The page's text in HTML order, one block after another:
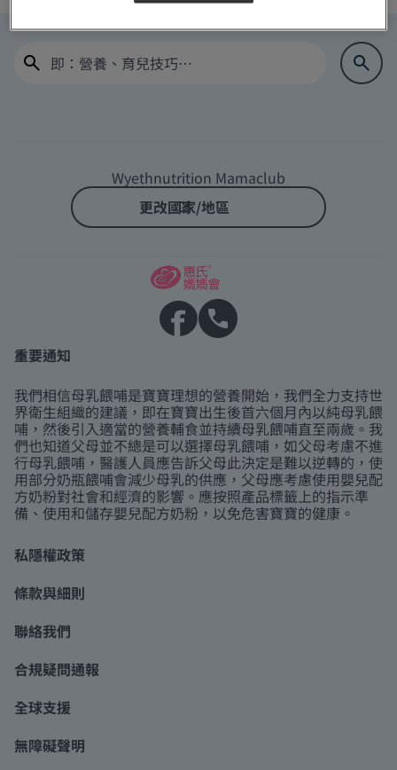
Wyethnutrition Mamaclub
更改國家/地區
重要通知
我們相信母乳餵哺是寶寶理想的營養開始，我們全力支持世
界衛生組織的建議，即在寶寶出生後首六個月內以純母乳餵
哺，然後引入適當的營養輔食並持續母乳餵哺直至兩歲。我
們也知道父母並不總是可以選擇母乳餵哺，如父母考慮不進
行母乳餵哺，醫護人員應告訴父母此決定是難以逆轉的，使
用部分奶瓶餵哺會減少母乳的供應，父母應考慮使用嬰兒配
方奶粉對社會和經濟的影響。應按照產品標籤上的指示準
備、使用和儲存嬰兒配方奶粉，以免危害寶寶的健康。
私隱權政策
條款與細則
聯絡我們
合規疑問通報
全球支援
無障礙聲明